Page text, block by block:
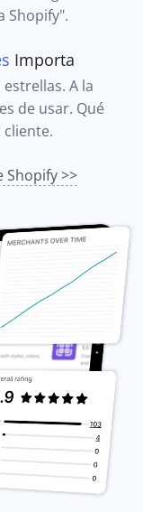
Shopify".
Importa
A la
de usar. Qué
Shopify >>